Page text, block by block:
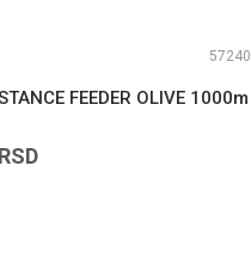
57240
FEEDER OLIVE 1000m
RSD